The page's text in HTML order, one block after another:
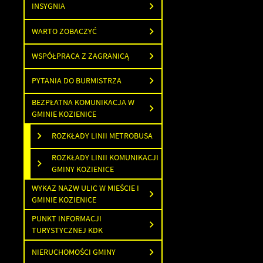
INSYGNIA
WARTO ZOBACZYĆ
WSPÓŁPRACA Z ZAGRANICĄ
PYTANIA DO BURMISTRZA
BEZPŁATNA KOMUNIKACJA W
GMINIE KOZIENICE
ROZKŁADY LINII METROBUSA
ROZKŁADY LINII KOMUNIKACJI
GMINY KOZIENICE
WYKAZ NAZW ULIC W MIEŚCIE I
GMINIE KOZIENICE
PUNKT INFORMACJI
TURYSTYCZNEJ KDK
NIERUCHOMOŚCI GMINY